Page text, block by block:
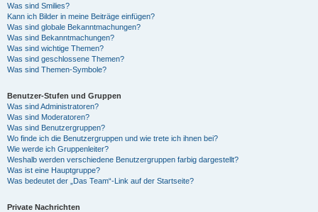
Was sind Smilies?
Kann ich Bilder in meine Beiträge einfügen?
Was sind globale Bekanntmachungen?
Was sind Bekanntmachungen?
Was sind wichtige Themen?
Was sind geschlossene Themen?
Was sind Themen-Symbole?
Benutzer-Stufen und Gruppen
Was sind Administratoren?
Was sind Moderatoren?
Was sind Benutzergruppen?
Wo finde ich die Benutzergruppen und wie trete ich ihnen bei?
Wie werde ich Gruppenleiter?
Weshalb werden verschiedene Benutzergruppen farbig dargestellt?
Was ist eine Hauptgruppe?
Was bedeutet der „Das Team“-Link auf der Startseite?
Private Nachrichten